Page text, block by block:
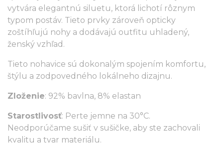
vytvára elegantnú siluetu, ktorá lichotí rôznym
typom postáv. Tieto prvky zároveň opticky
zoštíhľujú nohy a dodávajú outfitu uhladený,
ženský vzhľad.
Tieto nohavice sú dokonalým spojením komfortu,
štýlu a zodpovedného lokálneho dizajnu.
Zloženie: 92% bavlna, 8% elastan
Starostlivosť: Perte jemne na 30°C.
Neodporúčame sušiť v sušičke, aby ste zachovali
kvalitu a tvar materiálu.